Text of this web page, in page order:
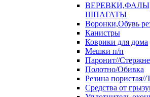
ШПАГАТЫ
Воронки,Обувь
Канистры
Коврики для дома
Мешки п/п
Паронит//
Полотно/Обивка
Резина пористая//
Средства от